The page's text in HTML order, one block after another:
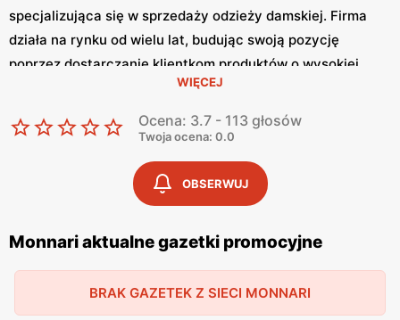
specjalizująca się w sprzedaży odzieży damskiej. Firma
działa na rynku od wielu lat, budując swoją pozycję
poprzez dostarczanie klientkom produktów o wysokiej
jakości i unikalnym wzornictwie.Monnari
eleganckich kolekcji, które łączą w sobie klasykę z
nowoczesnymi trendami, co sprawia, że każda kobieta
może znaleźć coś dla siebie. Sklepy tej sieci znajdują się w
największych miastach Polski, dzięki czemu są łatwo
dostępne dla szerokiego grona klientek. Sieć
regularnie wydaje
gazetki promocyjne
, w których
prezentowane są najnowsze kolekcje oraz specjalne
na kwartał, pozwalając klientkom na bieżąco śledzić
WIĘCEJ
Ocena: 3.7 - 113 głosów
Twoja ocena: 0.0
OBSERWUJ
Monnari aktualne gazetki promocyjne
BRAK GAZETEK Z SIECI MONNARI